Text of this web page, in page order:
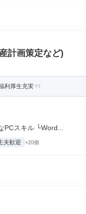
計画策定など)
利厚生充実
スキル └Word...
夫歓迎 +20個